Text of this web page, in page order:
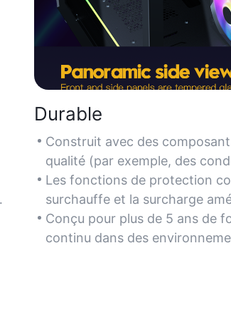
Durable
Construit avec des
qualité (par exemple, des
japonais) pour une longévité
Les fonctions de protection
surchauffe et la surcharge
résilience en cas d'utilisation
Conçu pour plus de 5 ans de
continu dans des